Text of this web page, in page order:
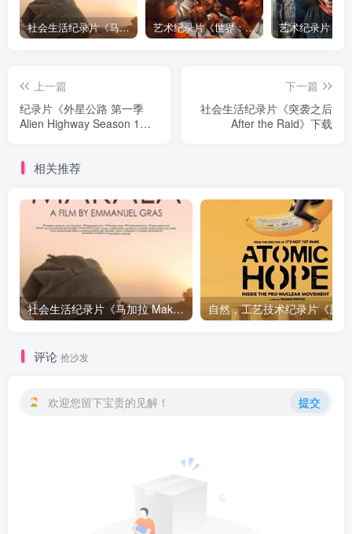
社会生活纪录片《马加拉 Makala》下载 艺术纪录片《世界：新吉普赛之王 This World: The New Gypsy Kings》下载
上一篇
纪录片《外星公路 第一季
Alien Highway Season 1》
下一篇
社会生活纪录片《突袭之后
After the Raid》下载
相关推荐
社会生活纪录片《马加拉 Makala》下载
评论 抢沙发
欢迎您留下宝贵的见解！ 提交